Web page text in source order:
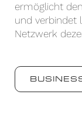
ermöglicht
und verbindet
Netzwerk